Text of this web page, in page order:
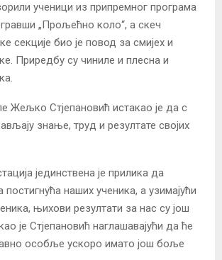
ученици из припремног програма
„Прољећно коло“, а скеч
секције био је повод за смијех и
Приредбу су чиниле и плесна и
Жељко Стјепановић истакао је да с
знање, труд и резултате својих
јединствена је прилика да
наших ученика, а узимајући
њихови резултати за нас су још
је Стјепановић наглашавајући да ће
особље ускоро имато још боље